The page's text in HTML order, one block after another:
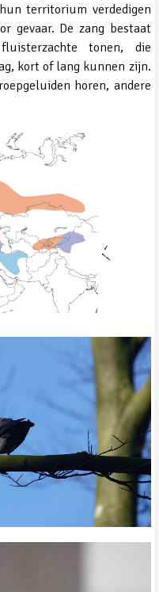
territorium verdedigen
gevaar. De zang bestaat
tonen, die
kort of lang kunnen zijn.
horen, andere